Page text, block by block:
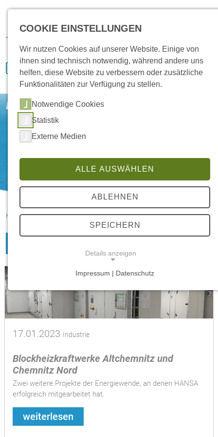
Downloads
Industrie
HANSA Klimasysteme im Saterland Referenzen Industrie
17.01.2023 Industrie
Blockheizkraftwerke Altchemnitz und
Chemnitz Nord
Zwei weitere Projekte der Energiewende, an denen HANSA
erfolgreich mitgearbeitet hat.
weiterlesen
COOKIE EINSTELLUNGEN
Wir nutzen Cookies auf unserer Website. Einige von
ihnen sind technisch notwendig, während andere uns
helfen, diese Website zu verbessern oder zusätzliche
Funktionalitäten zur Verfügung zu stellen.
Notwendige Cookies
Statistik
Externe Medien
ALLE AUSWÄHLEN
ABLEHNEN
SPEICHERN
Details anzeigen
Notwendige Cookies ermöglichen grundlegende
Funktionen und sind für die einwandfreie Funktion
der Website erforderlich.
Name:
cookie_consent
Zweck:
Einverständnis-Optionen des Benutzers
Impressum | Datenschutz